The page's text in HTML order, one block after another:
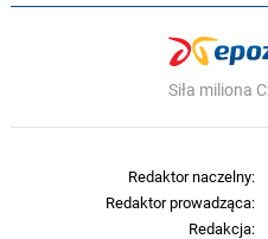
Siła miliona
Redaktor naczelny:
Redaktor prowadząca:
Redakcja: